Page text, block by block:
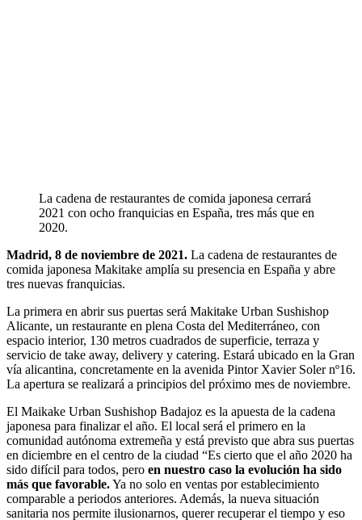
La cadena de restaurantes de comida japonesa cerrará
2021 con ocho franquicias en España, tres más que en
2020.
Madrid, 8 de noviembre de 2021. La cadena de restaurantes de
comida japonesa Makitake amplía su presencia en España y abre
tres nuevas franquicias.
La primera en abrir sus puertas será Makitake Urban Sushishop
Alicante, un restaurante en plena Costa del Mediterráneo, con
espacio interior, 130 metros cuadrados de superficie, terraza y
servicio de take away, delivery y catering. Estará ubicado en la Gran
vía alicantina, concretamente en la avenida Pintor Xavier Soler nº16.
La apertura se realizará a principios del próximo mes de noviembre.
El Maikake Urban Sushishop Badajoz es la apuesta de la cadena
japonesa para finalizar el año. El local será el primero en la
comunidad autónoma extremeña y está previsto que abra sus puertas
en diciembre en el centro de la ciudad “Es cierto que el año 2020 ha
sido difícil para todos, pero en nuestro caso la evolución ha sido
más que favorable.Ya no solo en ventas por establecimiento
comparable a periodos anteriores. Además, la nueva situación
sanitaria nos permite ilusionarnos, querer recuperar el tiempo y eso